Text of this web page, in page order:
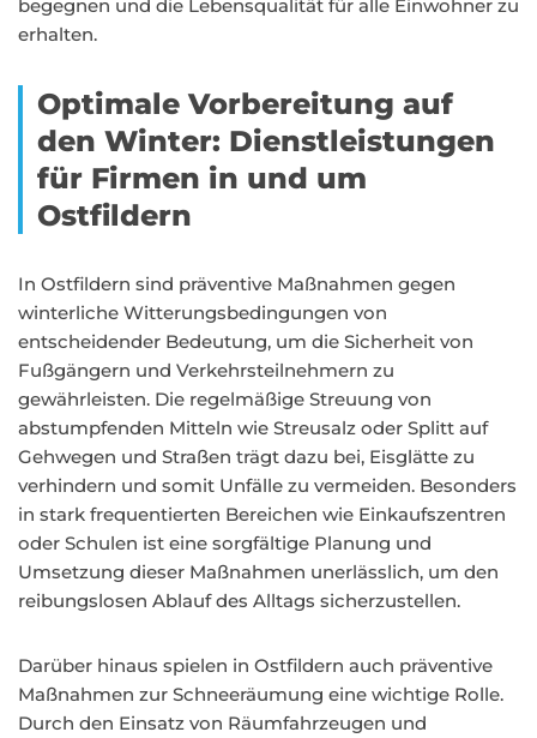
begegnen und die Lebensqualität für alle Einwohner zu
erhalten.
Optimale Vorbereitung auf
den Winter: Dienstleistungen
für Firmen in und um
Ostfildern
In Ostfildern sind präventive Maßnahmen gegen
winterliche Witterungsbedingungen von
entscheidender Bedeutung, um die Sicherheit von
Fußgängern und Verkehrsteilnehmern zu
gewährleisten. Die regelmäßige Streuung von
abstumpfenden Mitteln wie Streusalz oder Splitt auf
Gehwegen und Straßen trägt dazu bei, Eisglätte zu
verhindern und somit Unfälle zu vermeiden. Besonders
in stark frequentierten Bereichen wie Einkaufszentren
oder Schulen ist eine sorgfältige Planung und
Umsetzung dieser Maßnahmen unerlässlich, um den
reibungslosen Ablauf des Alltags sicherzustellen.
Darüber hinaus spielen in Ostfildern auch präventive
Maßnahmen zur Schneeräumung eine wichtige Rolle.
Durch den Einsatz von Räumfahrzeugen und